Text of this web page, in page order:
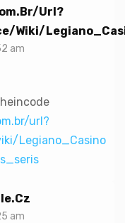
url?
wiki/
am
url?
Legiano_Casino
am